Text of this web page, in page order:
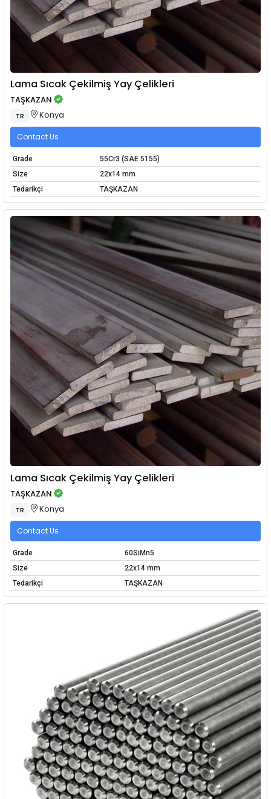
Lama Sıcak Çekilmiş Yay Çelikleri
TAŞKAZAN
TR Konya
Contact Us
Grade
55Cr3 (SAE 5155)
Size
22x14 mm
Tedarikçi
TAŞKAZAN
Lama Sıcak Çekilmiş Yay Çelikleri
TAŞKAZAN
TR Konya
Contact Us
Grade
60SiMn5
Size
22x14 mm
Tedarikçi
TAŞKAZAN